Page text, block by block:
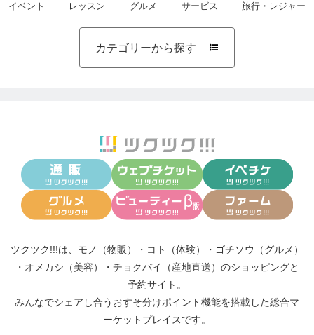
イベント レッスン グルメ サービス 旅行・レジャー
カテゴリーから探す 
ツクツク!!!は、 モノ（物販） ・ コト（体験） ・ ゴチソウ（グルメ）
・ オメカシ（美容） ・ チョクバイ（産地直送） のショッピングと
予約サイト。
みんなでシェアし合う おすそ分けポイント機能を搭載した総合マ
ーケットプレイスです。